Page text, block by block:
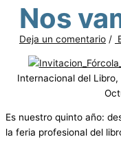
Nos
Deja un comentario /
Internacional del
Es nuestro quinto año:
la feria profesional del